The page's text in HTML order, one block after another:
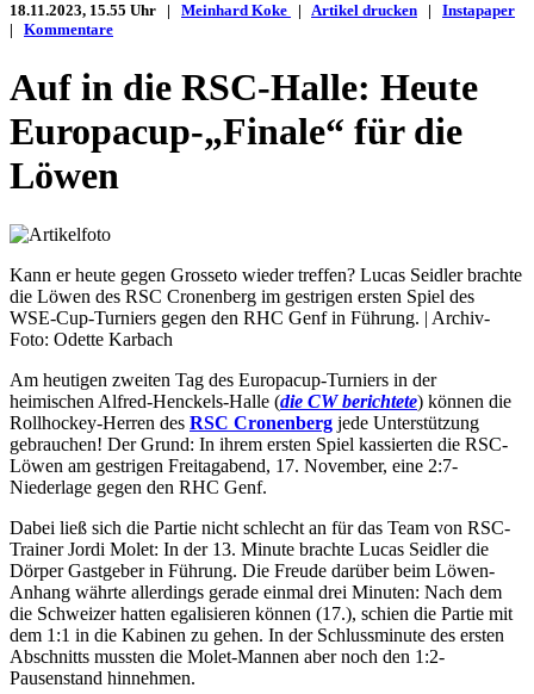
18.11.2023, 15.55 Uhr | Meinhard Koke | Artikel drucken | Instapaper
| Kommentare
Auf in die RSC-Halle: Heute
Europacup-„Finale“ für die
Löwen
Kann er heute gegen Grosseto wieder treffen? Lucas Seidler brachte
die Löwen des RSC Cronenberg im gestrigen ersten Spiel des
WSE-Cup-Turniers gegen den RHC Genf in Führung. | Archiv-
Foto: Odette Karbach
Am heutigen zweiten Tag des Europacup-Turniers in der
heimischen Alfred-Henckels-Halle (die CW berichtete) können die
Rollhockey-Herren des RSC Cronenberg jede Unterstützung
gebrauchen! Der Grund: In ihrem ersten Spiel kassierten die RSC-
Löwen am gestrigen Freitagabend, 17. November, eine 2:7-
Niederlage gegen den RHC Genf.
Dabei ließ sich die Partie nicht schlecht an für das Team von RSC-
Trainer Jordi Molet: In der 13. Minute brachte Lucas Seidler die
Dörper Gastgeber in Führung. Die Freude darüber beim Löwen-
Anhang währte allerdings gerade einmal drei Minuten: Nach dem
die Schweizer hatten egalisieren können (17.), schien die Partie mit
dem 1:1 in die Kabinen zu gehen. In der Schlussminute des ersten
Abschnitts mussten die Molet-Mannen aber noch den 1:2-
Pausenstand hinnehmen.